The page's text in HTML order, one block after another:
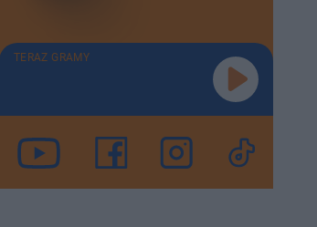
TERAZ GRAMY